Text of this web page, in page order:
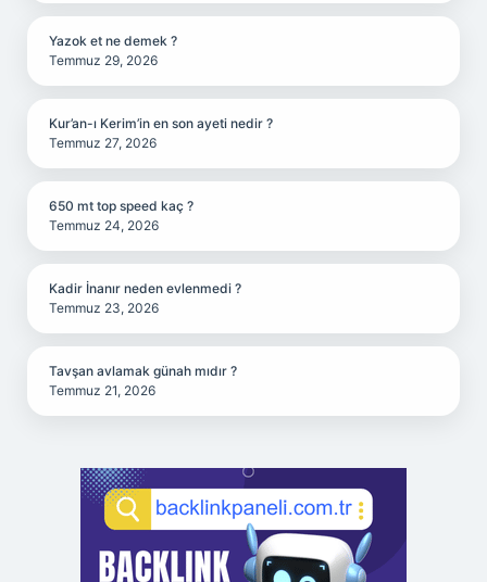
Yazok et ne demek ?
Temmuz 29, 2026
Kur’an-ı Kerim’in en son ayeti nedir ?
Temmuz 27, 2026
650 mt top speed kaç ?
Temmuz 24, 2026
Kadir İnanır neden evlenmedi ?
Temmuz 23, 2026
Tavşan avlamak günah mıdır ?
Temmuz 21, 2026